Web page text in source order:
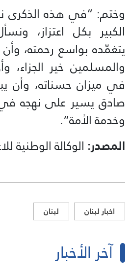
وختم: “في هذه الذكرى
الكبير بكل اعتزاز،
يتغمّده بواسع رحمته،
والمسلمين خير
في ميزان حسناته، وأن
صادق يسير على نهجه في
وخدمة الأمة”.
المصدر: الوكالة الوطنية
اخبار لبنان لبنان
آخر الأخبار